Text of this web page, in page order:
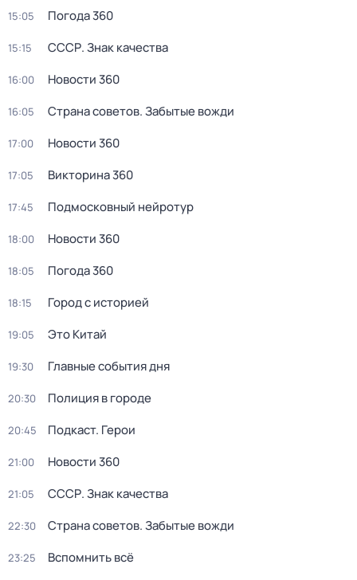
15:05 Погода 360
15:15 СССР. Знак качества
16:00 Новости 360
16:05 Страна советов. Забытые вожди
17:00 Новости 360
17:05 Викторина 360
17:45 Подмосковный нейротур
18:00 Новости 360
18:05 Погода 360
18:15 Город с историей
19:05 Это Китай
19:30 Главные события дня
20:30 Полиция в городе
20:45 Подкаст. Герои
21:00 Новости 360
21:05 СССР. Знак качества
22:30 Страна советов. Забытые вожди
23:25 Вспомнить всё